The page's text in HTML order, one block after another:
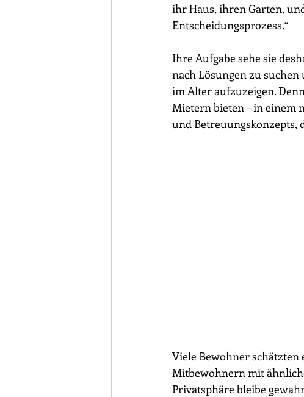
ihr Haus, ihren Garten,
Entscheidungsprozess.“
Ihre Aufgabe sehe sie
nach Lösungen zu
im Alter aufzuzeigen.
Mietern bieten – in einem
und Betreuungskonzepts,
Viele Bewohner schätzten
Mitbewohnern mit
Privatsphäre bleibe